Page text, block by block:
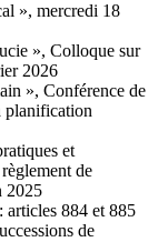
», mercredi 18
», Colloque sur
2026
», Conférence de
planification
et
de
2025
articles 884 et 885
de